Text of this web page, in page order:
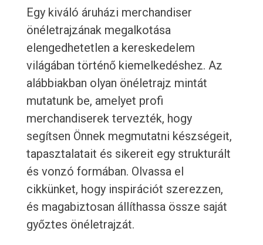
Egy kiváló áruházi merchandiser
önéletrajzának megalkotása
elengedhetetlen a kereskedelem
világában történő kiemelkedéshez. Az
alábbiakban olyan önéletrajz mintát
mutatunk be, amelyet profi
merchandiserek tervezték, hogy
segítsen Önnek megmutatni készségeit,
tapasztalatait és sikereit egy strukturált
és vonzó formában. Olvassa el
cikkünket, hogy inspirációt szerezzen,
és magabiztosan állíthassa össze saját
győztes önéletrajzát.